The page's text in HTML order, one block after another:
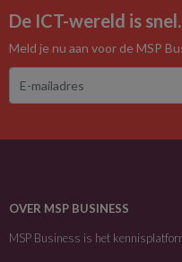
De ICT-wereld is
Meld je nu aan voor de MSP
OVER MSP BUSINESS
MSP Business is het